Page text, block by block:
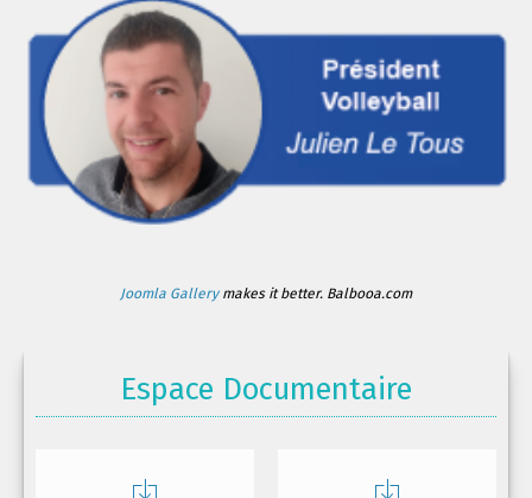
Joomla Gallerymakes it better. Balbooa.com
Espace Documentaire